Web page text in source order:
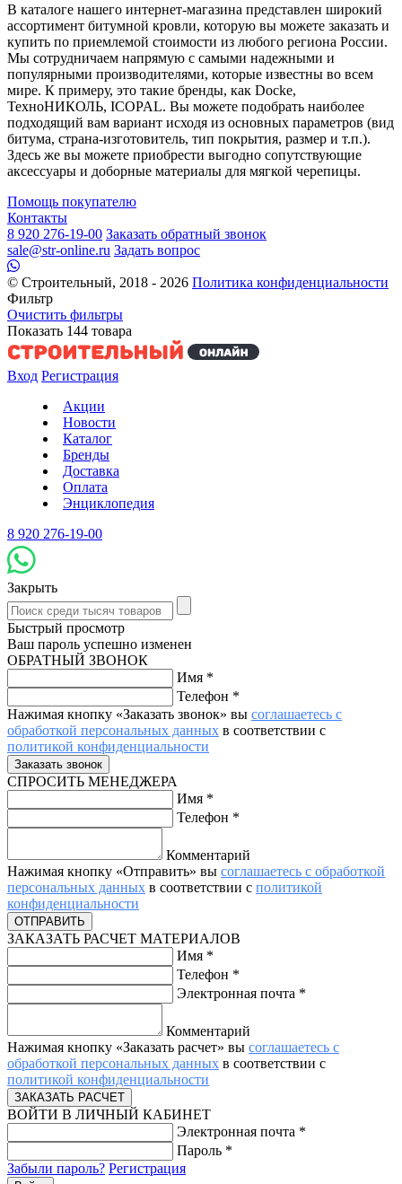
В каталоге нашего интернет-магазина представлен широкий
ассортимент битумной кровли, которую вы можете заказать и
купить по приемлемой стоимости из любого региона России.
Мы сотрудничаем напрямую с самыми надежными и
популярными производителями, которые известны во всем
мире. К примеру, это такие бренды, как Docke,
ТехноНИКОЛЬ, ICOPAL. Вы можете подобрать наиболее
подходящий вам вариант исходя из основных параметров (вид
битума, страна-изготовитель, тип покрытия, размер и т.п.).
Здесь же вы можете приобрести выгодно сопутствующие
аксессуары и доборные материалы для мягкой черепицы.
Помощь покупателю
Контакты
8 920 276-19-00 Заказать обратный звонок
sale@str-online.ru Задать вопрос
© Строительный, 2018 - 2026 Политика конфиденциальности
Фильтр
Очистить фильтры
Показать 144 товара
Вход Регистрация
Акции
Новости
Каталог
Бренды
Доставка
Оплата
Энциклопедия
8 920 276-19-00
Закрыть
Быстрый просмотр
Ваш пароль успешно изменен
ОБРАТНЫЙ ЗВОНОК
Имя *
Телефон *
Нажимая кнопку «Заказать звонок» вы соглашаетесь с
обработкой персональных данных в соответствии с
политикой конфиденциальности
СПРОСИТЬ МЕНЕДЖЕРА
Имя *
Телефон *
Комментарий
Нажимая кнопку «Отправить» вы соглашаетесь с обработкой
персональных данных в соответствии с политикой
конфиденциальности
ЗАКАЗАТЬ РАСЧЕТ МАТЕРИАЛОВ
Имя *
Телефон *
Электронная почта *
Комментарий
Нажимая кнопку «Заказать расчет» вы соглашаетесь с
обработкой персональных данных в соответствии с
политикой конфиденциальности
ВОЙТИ В ЛИЧНЫЙ КАБИНЕТ
Электронная почта *
Пароль *
Забыли пароль? Регистрация